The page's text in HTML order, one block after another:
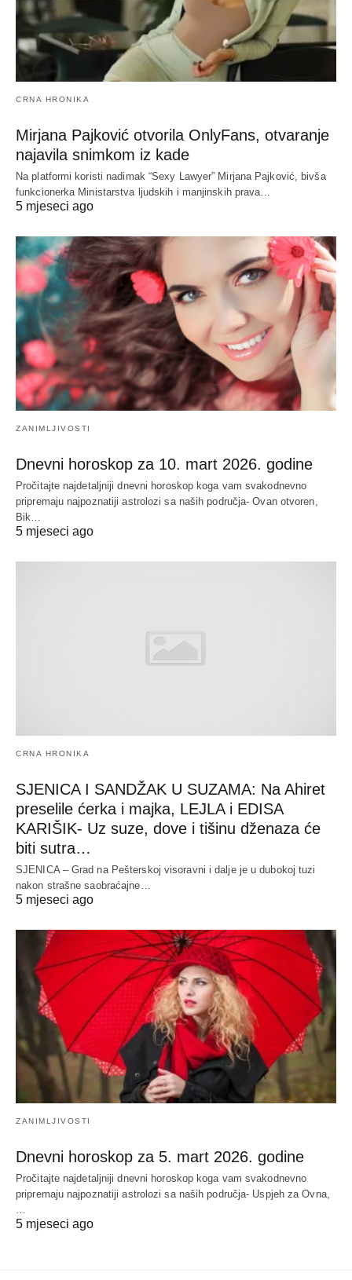
CRNA HRONIKA
Mirjana Pajković otvorila OnlyFans, otvaranje
najavila snimkom iz kade
Na platformi koristi nadimak “Sexy Lawyer” Mirjana Pajković, bivša
funkcionerka Ministarstva ljudskih i manjinskih prava…
5 mjeseci ago
ZANIMLJIVOSTI
Dnevni horoskop za 10. mart 2026. godine
Pročitajte najdetaljniji dnevni horoskop koga vam svakodnevno
pripremaju najpoznatiji astrolozi sa naših područja- Ovan otvoren,
Bik…
5 mjeseci ago
CRNA HRONIKA
SJENICA I SANDŽAK U SUZAMA: Na Ahiret
preselile ćerka i majka, LEJLA i EDISA
KARIŠIK- Uz suze, dove i tišinu dženaza će
biti sutra…
SJENICA – Grad na Pešterskoj visoravni i dalje je u dubokoj tuzi
nakon strašne saobraćajne…
5 mjeseci ago
ZANIMLJIVOSTI
Dnevni horoskop za 5. mart 2026. godine
Pročitajte najdetaljniji dnevni horoskop koga vam svakodnevno
pripremaju najpoznatiji astrolozi sa naših područja- Uspjeh za Ovna,
…
5 mjeseci ago